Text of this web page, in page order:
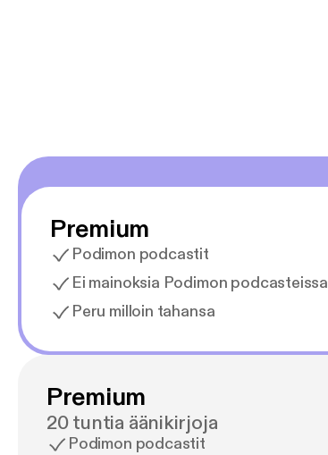
Premium
Podimon podcastit
Ei mainoksia Podimon podcasteissa
Peru milloin tahansa
Premium
20 tuntia äänikirjoja
Podimon podcastit